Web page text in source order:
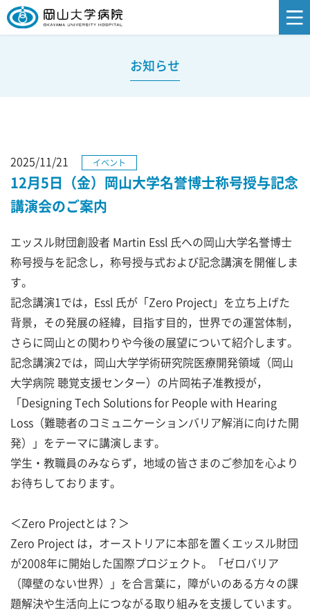
お知らせ
2025/11/21 イベント
12月5日（金）岡山大学名誉博士称号授与記念
講演会のご案内
エッスル財団創設者 Martin Essl 氏への岡山大学名誉博士
称号授与を記念し，称号授与式および記念講演を開催しま
す。
記念講演1では，Essl 氏が「Zero Project」を立ち上げた
背景，その発展の経緯，目指す目的，世界での運営体制，
さらに岡山との関わりや今後の展望について紹介します。
記念講演2では，岡山大学学術研究院医療開発領域（岡山
大学病院 聴覚支援センター）の片岡祐子准教授が，
「Designing Tech Solutions for People with Hearing
Loss（難聴者のコミュニケーションバリア解消に向けた開
発）」をテーマに講演します。
学生・教職員のみならず，地域の皆さまのご参加を心より
お待ちしております。
＜Zero Projectとは？＞
Zero Project は，オーストリアに本部を置くエッスル財団
が2008年に開始した国際プロジェクト。「ゼロバリア
（障壁のない世界）」を合言葉に，障がいのある方々の課
題解決や生活向上につながる取り組みを支援しています。